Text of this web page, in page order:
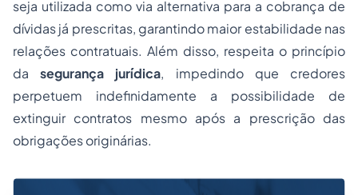
seja utilizada como via alternativa para a cobrança de
dívidas já prescritas, garantindo maior estabilidade nas
relações contratuais. Além disso, respeita o princípio
dasegurança jurídica, impedindo que credores
perpetuem indefinidamente a possibilidade de
extinguir contratos mesmo após a prescrição das
obrigações originárias.